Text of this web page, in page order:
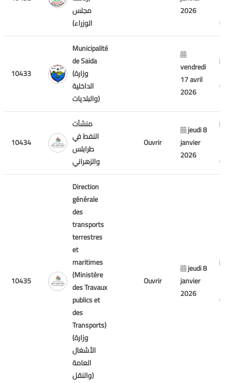
مجلس
الوزراء)
2026
10433
Municipalité
de Saida
(وزارة
الداخلية
والبلديات)
vendredi
17 avril
2026
10434
منشآت
النفط في
طرابلس
والزهراني
Ouvrir
jeudi 8
janvier
2026
10435
Direction
générale
des
transports
terrestres
et
maritimes
(Ministère
des Travaux
publics et
des
Transports)
(وزارة
الأشغال
العامة
والنقل)
Ouvrir
jeudi 8
janvier
2026